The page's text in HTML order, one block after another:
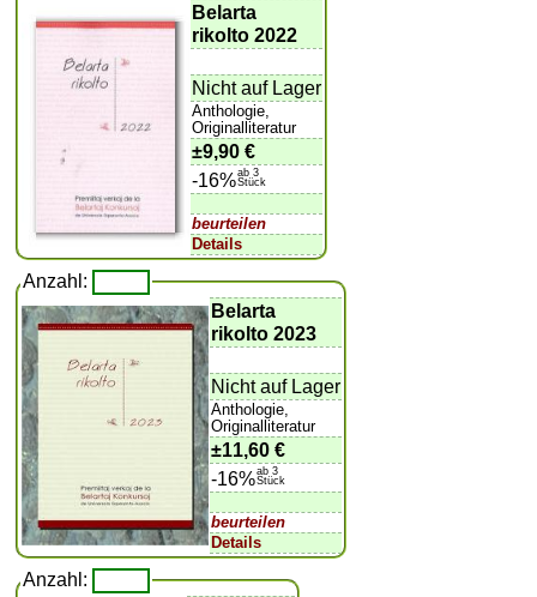
Belarta
rikolto 2022
Nicht auf Lager
Anthologie,
Originalliteratur
±9,90 €
-16%ab 3
Stück
beurteilen
Details
Anzahl:
Belarta
rikolto 2023
Nicht auf Lager
Anthologie,
Originalliteratur
±11,60 €
-16%ab 3
Stück
beurteilen
Details
Anzahl: